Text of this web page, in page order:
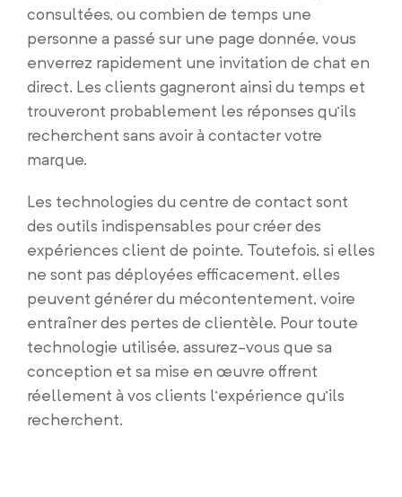
consultées, ou combien de temps une
personne a passé sur une page donnée, vous
enverrez rapidement une invitation de chat en
direct. Les clients gagneront ainsi du temps et
trouveront probablement les réponses qu’ils
recherchent sans avoir à contacter votre
marque.
Les technologies du centre de contact sont
des outils indispensables pour créer des
expériences client de pointe. Toutefois, si elles
ne sont pas déployées efficacement, elles
peuvent générer du mécontentement, voire
entraîner des pertes de clientèle. Pour toute
technologie utilisée, assurez-vous que sa
conception et sa mise en œuvre offrent
réellement à vos clients l’expérience qu’ils
recherchent.